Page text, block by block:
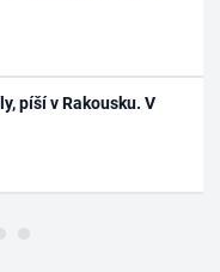
píší v Rakousku. V